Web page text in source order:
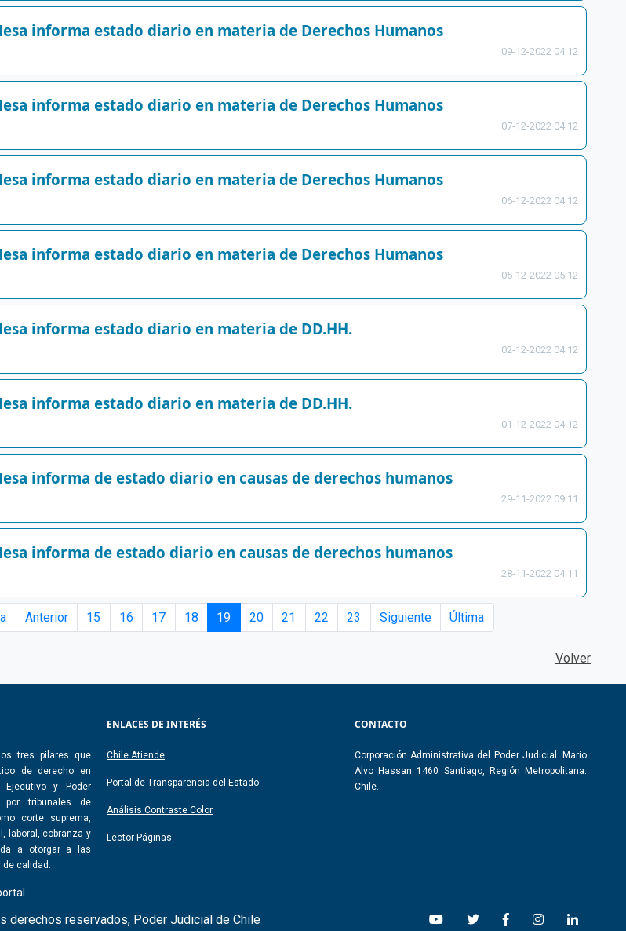
informa estado diario en materia de Derechos Humanos
09-12-2022 04:12
informa estado diario en materia de Derechos Humanos
07-12-2022 04:12
informa estado diario en materia de Derechos Humanos
06-12-2022 04:12
informa estado diario en materia de Derechos Humanos
05-12-2022 05:12
informa estado diario en materia de DD.HH.
02-12-2022 04:12
informa estado diario en materia de DD.HH.
01-12-2022 04:12
informa de estado diario en causas de derechos humanos
29-11-2022 09:11
informa de estado diario en causas de derechos humanos
28-11-2022 04:11
Anterior 15 16 17 18 19 20 21 22 23 Siguiente Última
Volver
tres pilares que
de derecho en
y Poder
por tribunales de
corte suprema,
laboral, cobranza y
a otorgar a las
calidad.
ENLACES DE INTERÉS
Chile Atiende
Portal de Transparencia del Estado
Análisis Contraste Color
Lector Páginas
CONTACTO
Corporación Administrativa del Poder Judicial. Mario
Alvo Hassan 1460 Santiago, Región Metropolitana.
Chile.
derechos reservados, Poder Judicial de Chile